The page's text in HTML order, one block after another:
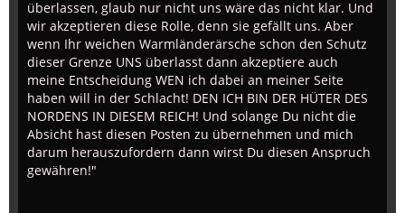
überlassen, glaub nur nicht uns wäre das nicht klar. Und
wir akzeptieren diese Rolle, denn sie gefällt uns. Aber
wenn Ihr weichen Warmländerärsche schon den Schutz
dieser Grenze UNS überlasst dann akzeptiere auch
meine Entscheidung WEN ich dabei an meiner Seite
haben will in der Schlacht! DEN ICH BIN DER HÜTER DES
NORDENS IN DIESEM REICH! Und solange Du nicht die
Absicht hast diesen Posten zu übernehmen und mich
darum herauszufordern dann wirst Du diesen Anspruch
gewähren!"